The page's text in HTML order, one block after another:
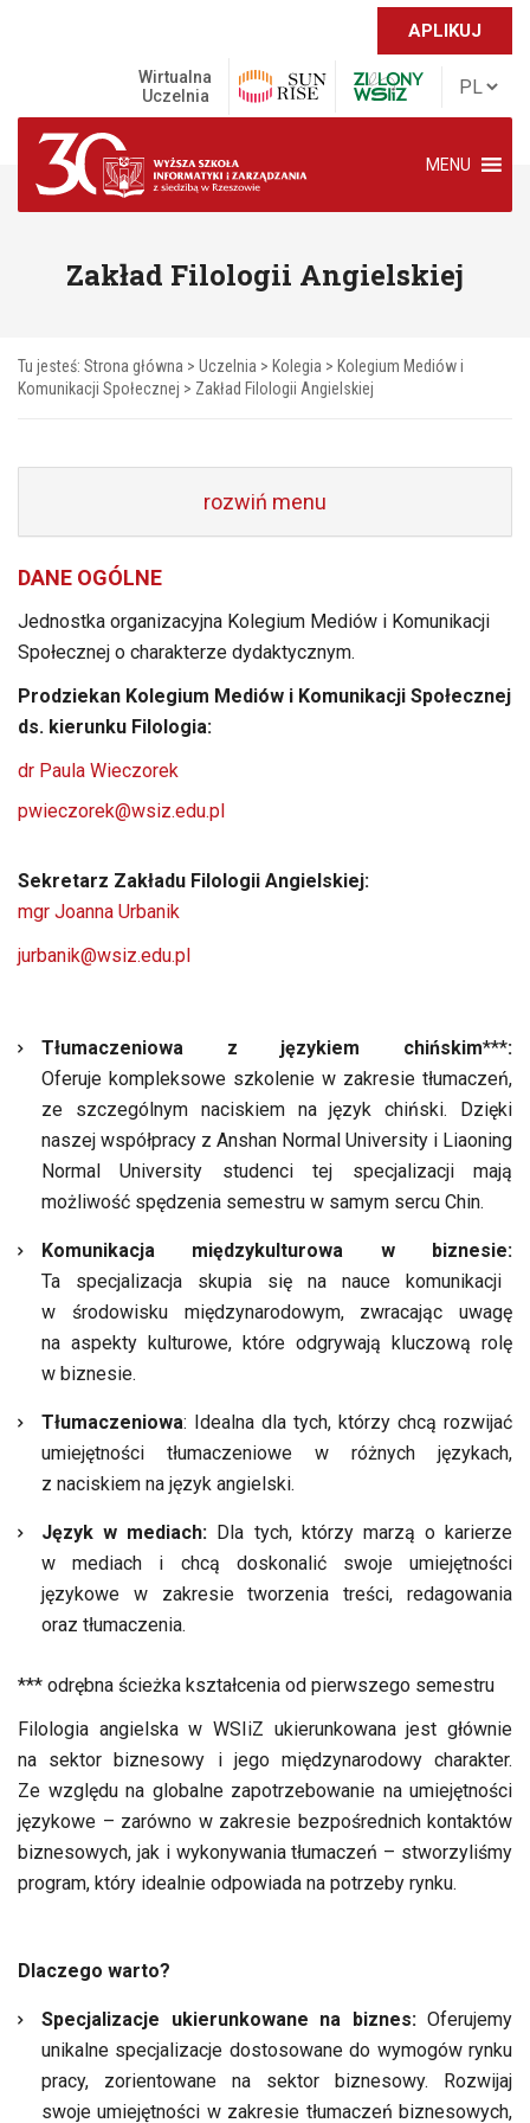
APLIKUJ
Wirtualna
Uczelnia
MENU
Zakład Filologii Angielskiej
Tu jesteś: Strona główna > Uczelnia > Kolegia > Kolegium Mediów i
Komunikacji Społecznej > Zakład Filologii Angielskiej
rozwiń menu
DANE OGÓLNE
Jednostka organizacyjna Kolegium Mediów i Komunikacji
Społecznej o charakterze dydaktycznym.
Prodziekan Kolegium Mediów i Komunikacji Społecznej
ds. kierunku Filologia:
dr Paula Wieczorek
pwieczorek@wsiz.edu.pl
Sekretarz Zakładu Filologii Angielskiej:
mgr Joanna Urbanik
jurbanik@wsiz.edu.pl
Tłumaczeniowa z językiem chińskim***:
Oferuje kompleksowe szkolenie w zakresie tłumaczeń,
ze szczególnym naciskiem na język chiński. Dzięki
naszej współpracy z Anshan Normal University i Liaoning
Normal University studenci tej specjalizacji mają
możliwość spędzenia semestru w samym sercu Chin.
Komunikacja międzykulturowa w biznesie:
Ta specjalizacja skupia się na nauce komunikacji
w środowisku międzynarodowym, zwracając uwagę
na aspekty kulturowe, które odgrywają kluczową rolę
w biznesie.
Tłumaczeniowa: Idealna dla tych, którzy chcą rozwijać
umiejętności tłumaczeniowe w różnych językach,
z naciskiem na język angielski.
Język w mediach: Dla tych, którzy marzą o karierze
w mediach i chcą doskonalić swoje umiejętności
językowe w zakresie tworzenia treści, redagowania
oraz tłumaczenia.
*** odrębna ścieżka kształcenia od pierwszego semestru
Filologia angielska w WSIiZ ukierunkowana jest głównie
na sektor biznesowy i jego międzynarodowy charakter.
Ze względu na globalne zapotrzebowanie na umiejętności
językowe – zarówno w zakresie bezpośrednich kontaktów
biznesowych, jak i wykonywania tłumaczeń – stworzyliśmy
program, który idealnie odpowiada na potrzeby rynku.
Dlaczego warto?
Specjalizacje ukierunkowane na biznes: Oferujemy
unikalne specjalizacje dostosowane do wymogów rynku
pracy, zorientowane na sektor biznesowy. Rozwijaj
swoje umiejętności w zakresie tłumaczeń biznesowych,